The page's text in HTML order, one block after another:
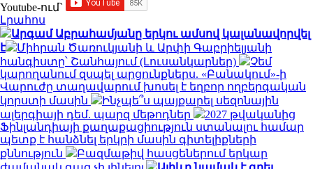
Youtube-ում`
Լրահոս
Արգամ Աբրահամյանը երկու ամսով կալանավորվել
է
Միհրան Ծառուկյանի և Արփի Գաբրիելյանի
հանգիստը՝ Շանհայում (Լուսանկարներ)
Չեմ
կարողանում զսպել արցունքներս. «Բանակում»-ի
Վարուժը տաղավարում խոսել է եղբոր ողբերգական
կորստի մասին
Ինչպե՞ս պայքարել սեզոնային
ալերգիայի դեմ. պարզ մեթոդներ
2027 թվականից
Ֆինլանդիայի քաղաքացիություն ստանալու համար
պետք է հանձնել երկրի մասին գիտելիքների
քննություն
Բազմաթիվ հասցեներում երկար